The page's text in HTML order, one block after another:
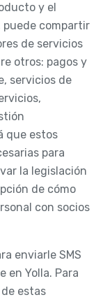
y el
puede compartir
de servicios
otros: pagos y
servicios de
que estos
para
la legislación
de cómo
con socios
enviarle SMS
en Yolla. Para
estas